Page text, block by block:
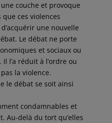
couche et provoque
ces violences
une nouvelle
Le débat ne porte
et sociaux ou
l’a réduit à l’ordre ou
la violence.
le débat se soit ainsi
condamnables et
Au-delà du tort qu’elles